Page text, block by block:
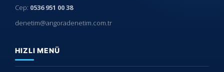
Cep: 0536 951 00 38
denetim@angoradenetim.com.tr
HIZLI MENÜ